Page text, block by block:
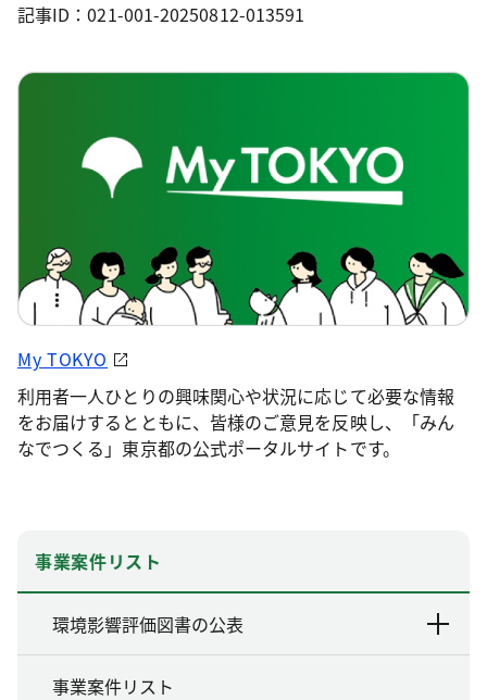
記事ID：021-001-20250812-013591
My TOKYO
利用者一人ひとりの興味関心や状況に応じて必要な情報
をお届けするとともに、皆様のご意見を反映し、「みん
なでつくる」東京都の公式ポータルサイトです。
事業案件リスト
環境影響評価図書の公表
事業案件リスト